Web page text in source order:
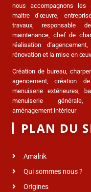
nous accompagnons les
maitre d’œuvre,
travaux, responsable
maintenance, chef de
réalisation
rénovation et la mise en
Création de bureau,
agencement, création
menuiserie extérieures,
menuiserie générale,
aménagement intérieur
PLAN DU
Amalrik
Qui sommes nous ?
Origines